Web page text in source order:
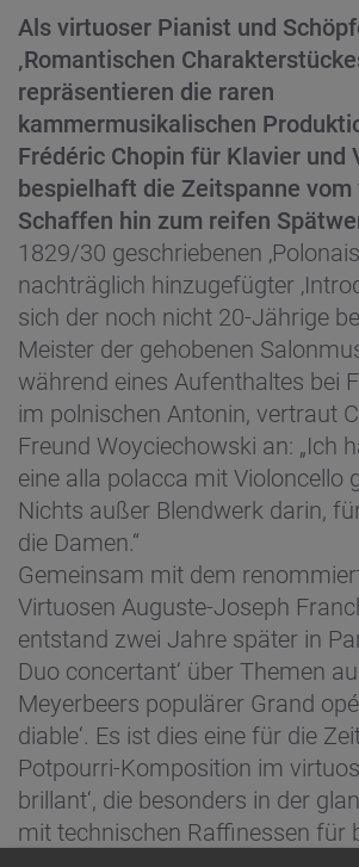
Als virtuoser Pianist und
‚Romantischen
repräsentieren die raren
kammermusikalischen
Frédéric Chopin für Klavier und
bespielhaft die Zeitspanne vom
Schaffen hin zum reifen
1829/30 geschriebenen
nachträglich hinzugefügter
sich der noch nicht 20-Jährige
Meister der gehobenen
während eines Aufenthaltes bei
im polnischen Antonin, vertraut
Freund Woyciechowski an: „Ich
eine alla polacca mit Violoncello
Nichts außer Blendwerk darin,
die Damen.“
Gemeinsam mit dem
Virtuosen Auguste-Joseph
entstand zwei Jahre später in
Duo concertant‘ über Themen
Meyerbeers populärer Grand
diable‘. Es ist dies eine für die
Potpourri-Komposition im
brillant‘, die besonders in der
mit technischen Raffinessen für